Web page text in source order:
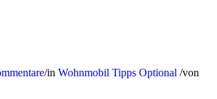
/in Wohnmobil Tipps Optional /von